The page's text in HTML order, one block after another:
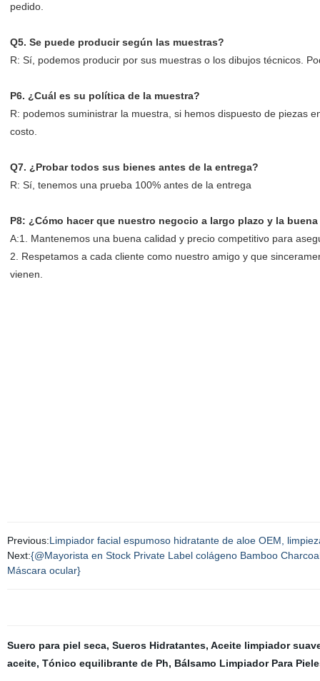
pedido.
Q5. Se puede producir según las muestras?
R: Sí, podemos producir por sus muestras o los dibujos técnicos.
P6. ¿Cuál es su política de la muestra?
R: podemos suministrar la muestra, si hemos dispuesto de piezas
costo.
Q7. ¿Probar todos sus bienes antes de la entrega?
R: Sí, tenemos una prueba 100% antes de la entrega
P8: ¿Cómo hacer que nuestro negocio a largo plazo y la
A:1. Mantenemos una buena calidad y precio competitivo para
2. Respetamos a cada cliente como nuestro amigo y que
vienen.
Previous:Limpiador facial espumoso hidratante de aloe OEM,
Next:{@Mayorista en Stock Private Label colágeno Bamboo
Máscara ocular}
Suero para piel seca, Sueros Hidratantes, Aceite limpiador
aceite, Tónico equilibrante de Ph, Bálsamo Limpiador Para